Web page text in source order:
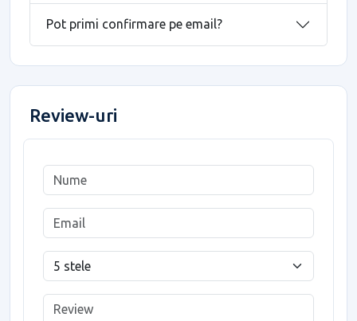
Pot primi confirmare pe email?
Review-uri